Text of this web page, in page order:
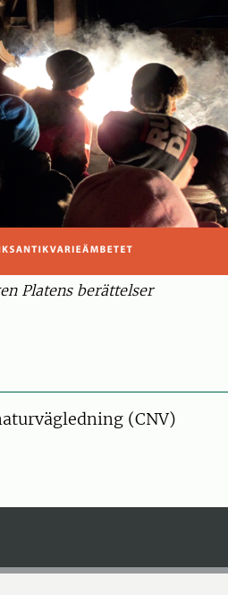
Platens berättelser
(CNV)